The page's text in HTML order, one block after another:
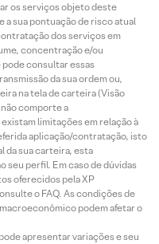
os serviços objeto deste
a sua pontuação de risco atual
dos serviços em
concentração e/ou
pode consultar essas
da sua ordem ou,
na tela de carteira (Visão
comporte a
limitações em relação à
aplicação/contratação, isto
da sua carteira, esta
seu perfil. Em caso de dúvidas
oferecidos pela XP
o FAQ. As condições de
podem afetar o
apresentar variações e seu